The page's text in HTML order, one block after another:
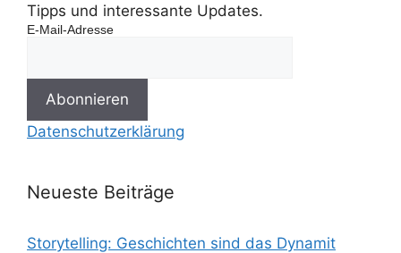
Tipps und interessante Updates.
E-Mail-Adresse
Datenschutzerklärung
Neueste Beiträge
Storytelling: Geschichten sind das Dynamit